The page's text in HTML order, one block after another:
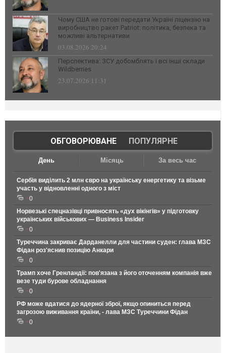
Чому США не готові передати Україні ліцензію на
виробництво ракет Patriot: політика, безпека та
можливі альтернативи
03.08.2026 20:24
Перспектива: ЗСУ добомблять і всі інші склади
Wildberries
23.07.2026 11:31
ОБГОВОРЮВАНЕ| ПОПУЛЯРНЕ
День Місяць За весь час
Сербія виділить 2 млн євро на українську енергетику та візьме
участь у відновленні одного з міст
0
Норвезькі спецназівці привносять «дух вікінгів» у підготовку
українських військових — Business Insider
0
Туреччина закриває Дарданелли для частини суден: глава МЗС
Фідан роз'яснив позицію Анкари
0
Трамп хоче Гренландії: пов'язана з його оточенням компанія вже
везе туди бурове обладнання
0
РФ може вдатися до ядерної зброї, якщо опиниться перед
загрозою виживання країни, - лава МЗС Туреччини Фідан
0